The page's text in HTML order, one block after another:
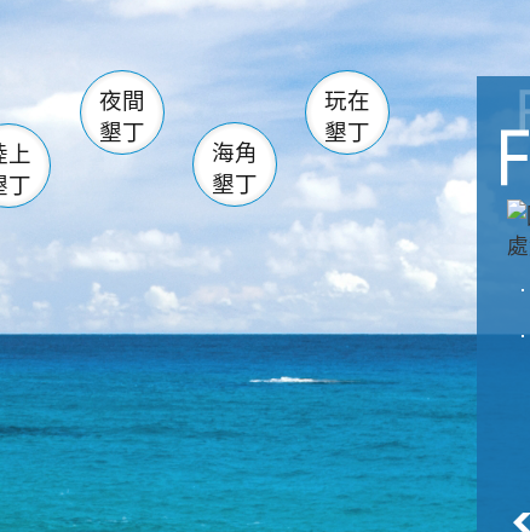
南仁湖
滿州 佳樂水
森林遊樂區
墾管處遊客中心
社頂公園 風吹沙
船帆石 龍磐公園
香蕉灣 龍坑
鵝鑾鼻
上
丁
夜間
墾丁
海角
墾丁
玩在
墾丁